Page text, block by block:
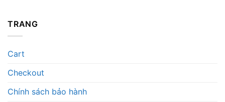
TRANG
Cart
Checkout
Chính sách bảo hành